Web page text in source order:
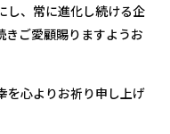
し、常に進化し続ける企
きご愛顧賜りますようお
を心よりお祈り申し上げ